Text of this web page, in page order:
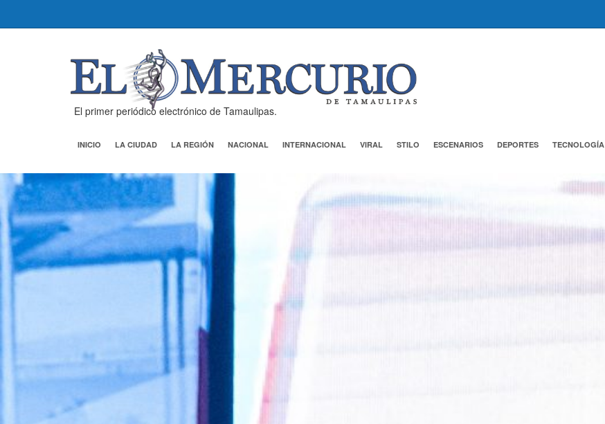
El primer periódico electrónico de Tamaulipas.
INICIO LA CIUDAD LA REGIÓN NACIONAL INTERNACIONAL VIRAL STILO ESCENARIOS DEPORTES TECNOLOGÍA